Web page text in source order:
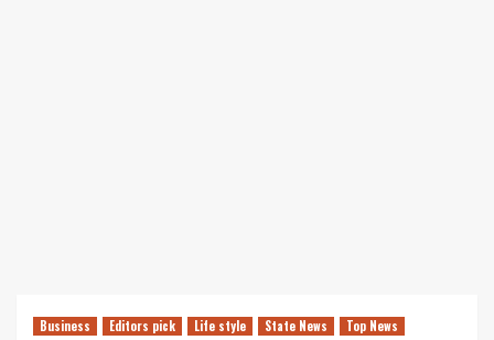
Business Editors pick Life style State News
Top News